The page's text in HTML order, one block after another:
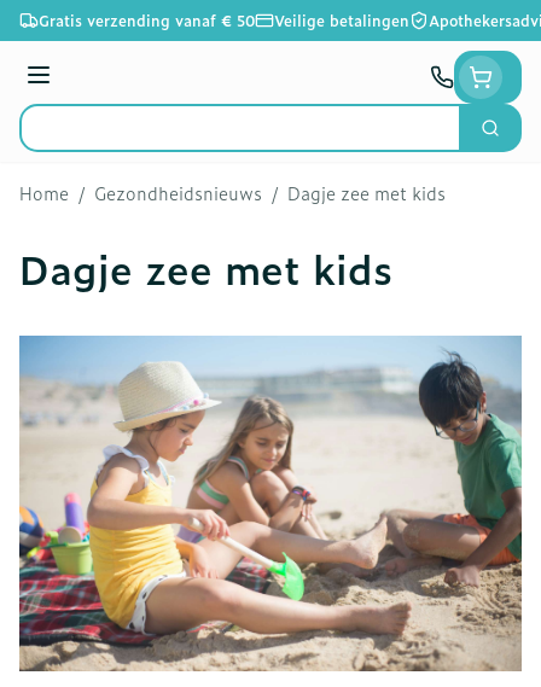
Ga naar de inhoud
Gratis verzending vanaf € 50 Veilige betalingen
Menu
Product, merk, categorie...
Zoek
Home / Gezondheidsnieuws / Dagje zee met kids
Dagje zee met kids